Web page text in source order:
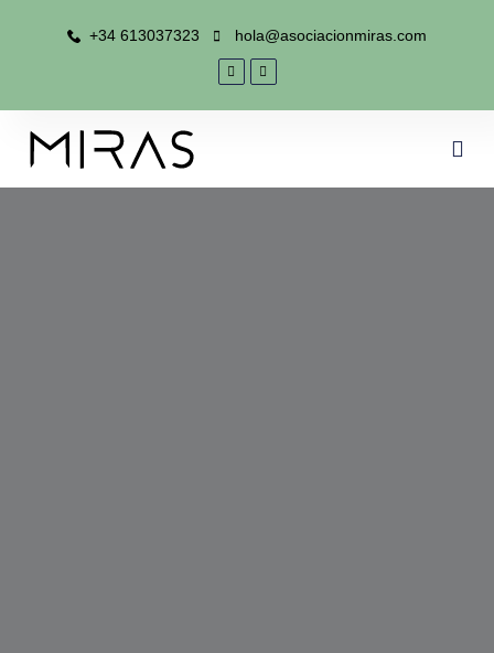
+34 613037323 hola@asociacionmiras.com